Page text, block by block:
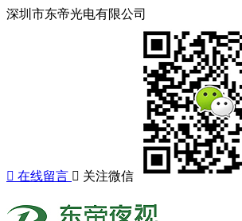
深圳市东帝光电有限公司
在线留言 关注微信